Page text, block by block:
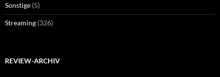
Sonstige (5)
Streaming (326)
REVIEW-ARCHIV